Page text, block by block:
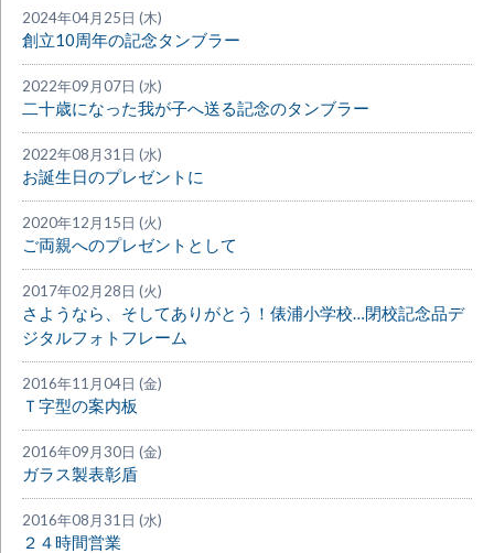
2024年04月25日 (木)
創立10周年の記念タンブラー
2022年09月07日 (水)
二十歳になった我が子へ送る記念のタンブラー
2022年08月31日 (水)
お誕生日のプレゼントに
2020年12月15日 (火)
ご両親へのプレゼントとして
2017年02月28日 (火)
さようなら、そしてありがとう！俵浦小学校…閉校記念品デ
ジタルフォトフレーム
2016年11月04日 (金)
Ｔ字型の案内板
2016年09月30日 (金)
ガラス製表彰盾
2016年08月31日 (水)
２４時間営業